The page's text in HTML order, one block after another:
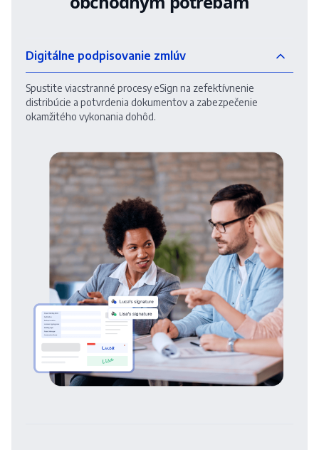
Digitálne podpisovanie zmlúv
Spustite viacstranné procesy eSign na zefektívnenie
distribúcie a potvrdenia dokumentov a zabezpečenie
okamžitého vykonania dohôd.